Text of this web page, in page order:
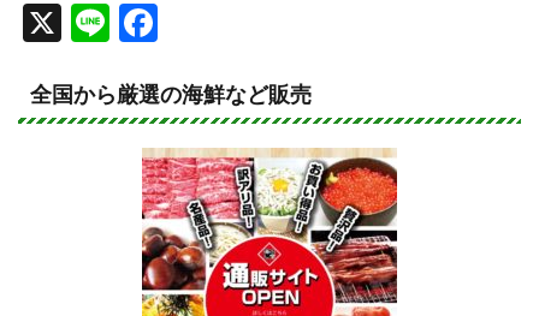
X
Li
e
c
e
b
o
o
k
全国から厳選の海鮮など販売